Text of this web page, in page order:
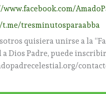
tresminutosparaabba
quisiera unirse a la
a Dios Padre, puede